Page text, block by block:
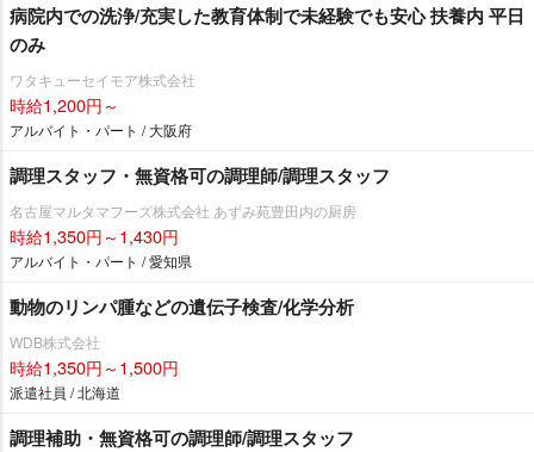
病院内での洗浄/充実した教育体制で未経験でも安心 扶養内 平日
のみ
ワタキューセイモア株式会社
時給1,200円～
アルバイト・パート / 大阪府
調理スタッフ・無資格可の調理師/調理スタッフ
名古屋マルタマフーズ株式会社 あずみ苑豊田内の厨房
時給1,350円～1,430円
アルバイト・パート / 愛知県
動物のリンパ腫などの遺伝子検査/化学分析
WDB株式会社
時給1,350円～1,500円
派遣社員 / 北海道
調理補助・無資格可の調理師/調理スタッフ